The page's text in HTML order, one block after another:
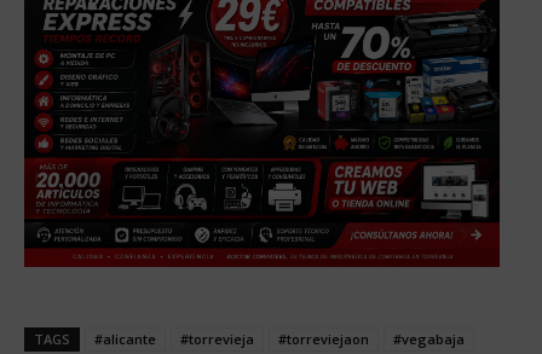
TAGS #alicante #torrevieja #torreviejaon #vegabaja